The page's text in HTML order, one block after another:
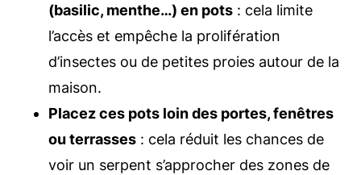
(basilic, menthe…) en pots : cela limite
l’accès et empêche la prolifération
d’insectes ou de petites proies autour de la
maison.
Placez ces pots loin des portes, fenêtres
ou terrasses : cela réduit les chances de
voir un serpent s’approcher des zones de